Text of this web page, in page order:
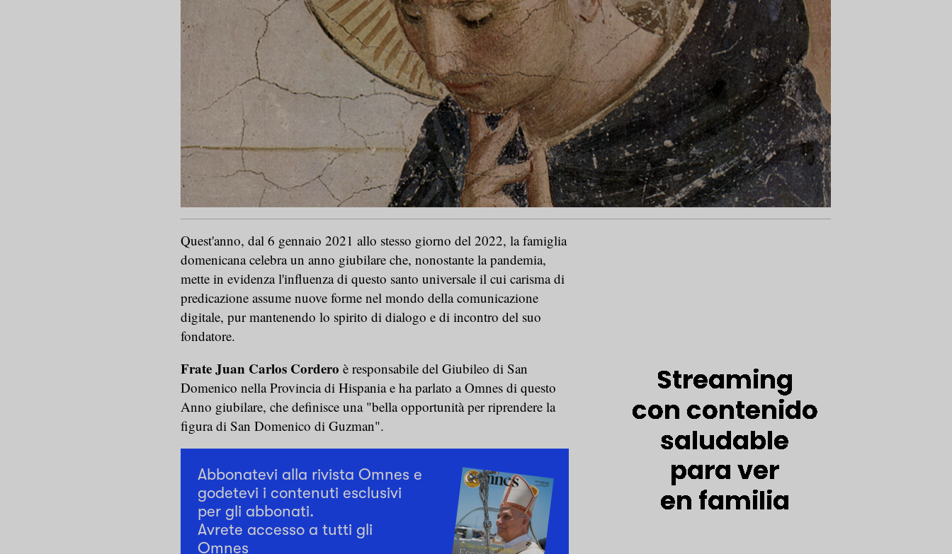
Quest'anno, dal 6 gennaio 2021 allo stesso giorno del 2022, la famiglia
domenicana celebra un anno giubilare che, nonostante la pandemia,
mette in evidenza l'influenza di questo santo universale il cui carisma di
predicazione assume nuove forme nel mondo della comunicazione
digitale, pur mantenendo lo spirito di dialogo e di incontro del suo
fondatore.
Frate Juan Carlos Cordero è responsabile del Giubileo di San
Domenico nella Provincia di Hispania e ha parlato a Omnes di questo
Anno giubilare, che definisce una "bella opportunità per riprendere la
figura di San Domenico di Guzman".
Abbonatevi alla rivista Omnes e
godetevi i contenuti esclusivi
per gli abbonati.
Avrete accesso a tutti gli
Omnes